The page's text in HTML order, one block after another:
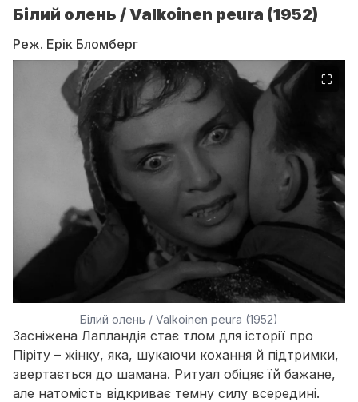
Білий олень / Valkoinen peura (1952)
Реж. Ерік Бломберг
⛶
Білий олень / Valkoinen peura (1952)
Засніжена Лапландія стає тлом для історії про
Піріту – жінку, яка, шукаючи кохання й підтримки,
звертається до шамана. Ритуал обіцяє їй бажане,
але натомість відкриває темну силу всередині.